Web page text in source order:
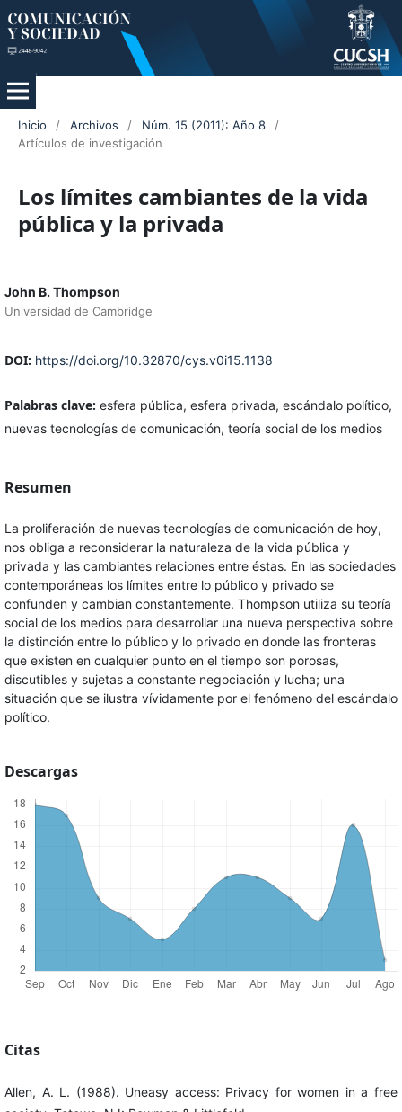
Inicio / Archivos / Núm. 15 (2011): Año 8
/
Artículos de investigación
Los límites cambiantes de la vida
pública y la privada
John B. Thompson
Universidad de Cambridge
DOI: https://doi.org/10.32870/cys.v0i15.1138
Palabras clave: esfera pública, esfera privada, escándalo político,
nuevas tecnologías de comunicación, teoría social de los medios
Resumen
La proliferación de nuevas tecnologías de comunicación de hoy,
nos obliga a reconsiderar la naturaleza de la vida pública y
privada y las cambiantes relaciones entre éstas. En las sociedades
contemporáneas los límites entre lo público y privado se
confunden y cambian constantemente. Thompson utiliza su teoría
social de los medios para desarrollar una nueva perspectiva sobre
la distinción entre lo público y lo privado en donde las fronteras
que existen en cualquier punto en el tiempo son porosas,
discutibles y sujetas a constante negociación y lucha; una
situación que se ilustra vívidamente por el fenómeno del escándalo
político.
Descargas
Citas
Allen, A. L. (1988). Uneasy access: Privacy for women in a free